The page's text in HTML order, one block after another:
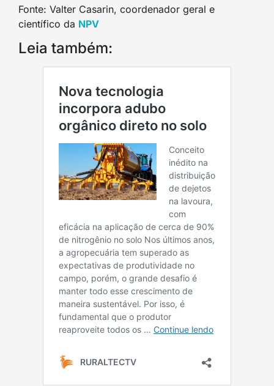
Fonte: Valter Casarin, coordenador geral e
científico da NPV
Leia também: